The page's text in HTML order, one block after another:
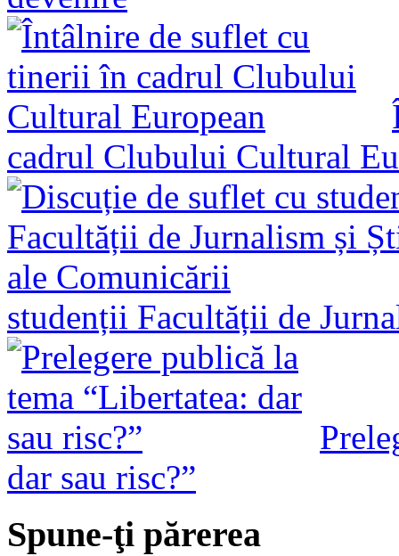
cadrul Clubului Cultural
studenții Facultății de
dar sau risc?”
Spune-ţi părerea